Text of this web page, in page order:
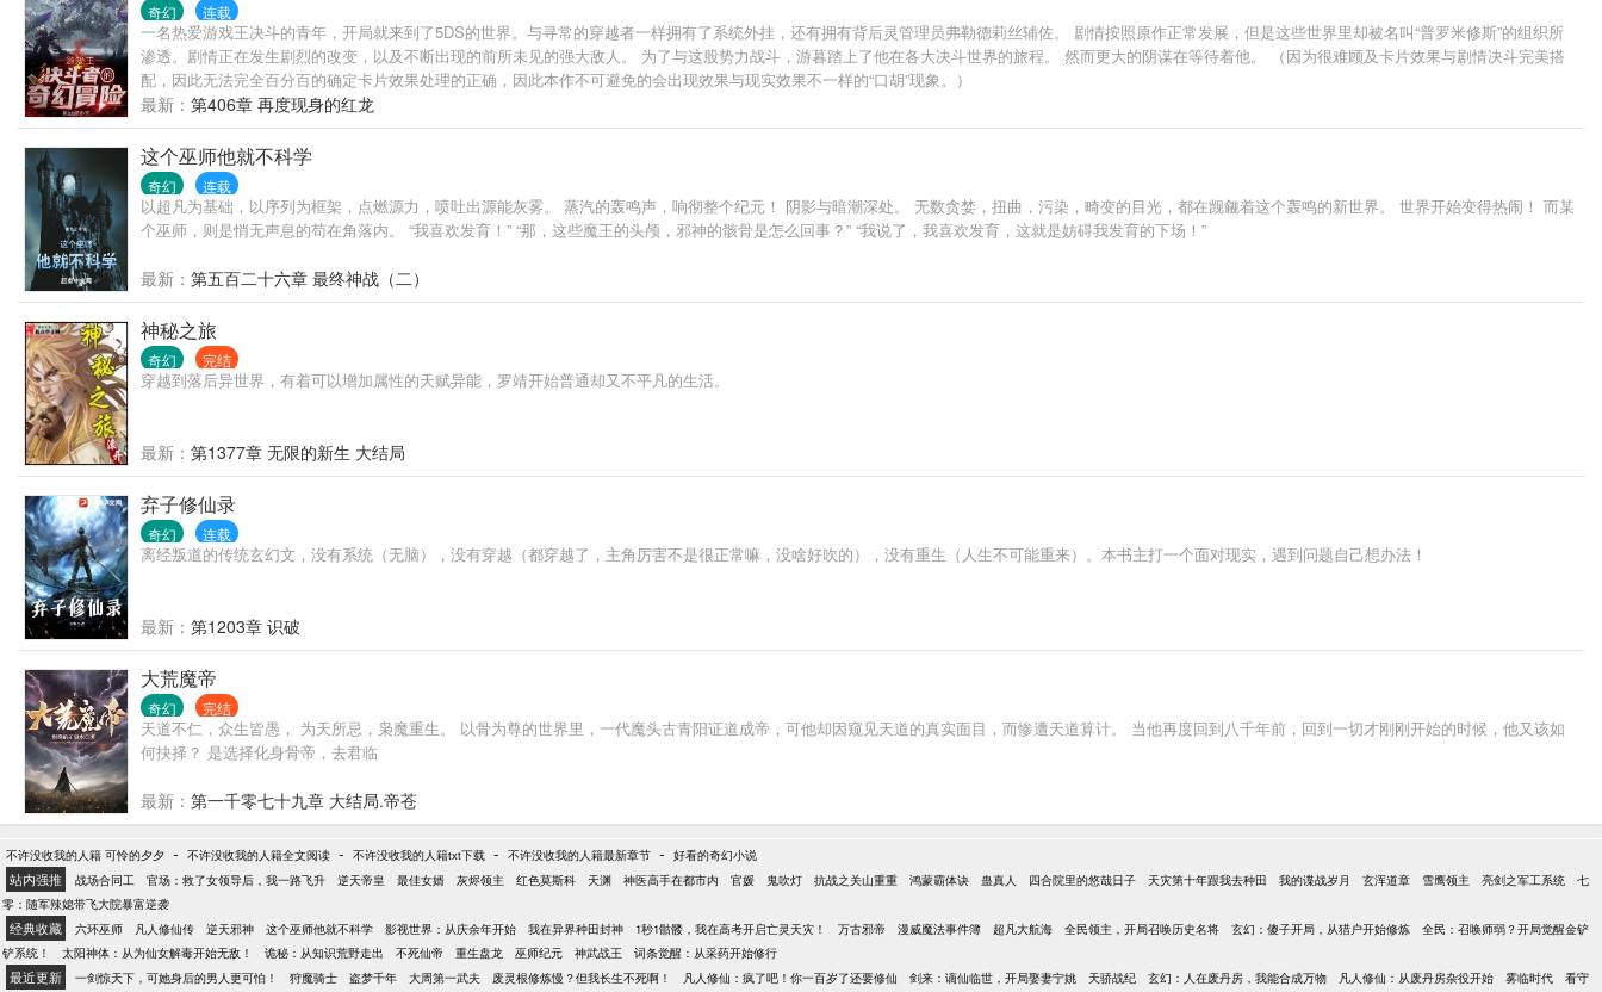
奇幻 连载
一名热爱游戏王决斗的青年，开局就来到了5DS的世界。与寻常的穿越者一样拥有了系统外挂，还有拥有背后灵管理员弗勒德莉丝辅佐。 剧情按照原作正常发展，但是这些世界里却被名叫“普罗米修斯”的组织所
渗透。剧情正在发生剧烈的改变，以及不断出现的前所未见的强大敌人。 为了与这股势力战斗，游暮踏上了他在各大决斗世界的旅程。 然而更大的阴谋在等待着他。 （因为很难顾及卡片效果与剧情决斗完美搭
配，因此无法完全百分百的确定卡片效果处理的正确，因此本作不可避免的会出现效果与现实效果不一样的“口胡”现象。）
最新： 第406章 再度现身的红龙
这个巫师他就不科学
奇幻 连载
以超凡为基础，以序列为框架，点燃源力，喷吐出源能灰雾。 蒸汽的轰鸣声，响彻整个纪元！ 阴影与暗潮深处。 无数贪婪，扭曲，污染，畸变的目光，都在觊觎着这个轰鸣的新世界。 世界开始变得热闹！ 而某
个巫师，则是悄无声息的苟在角落内。 “我喜欢发育！” “那，这些魔王的头颅，邪神的骸骨是怎么回事？” “我说了，我喜欢发育，这就是妨碍我发育的下场！”
最新： 第五百二十六章 最终神战（二）
神秘之旅
奇幻 完结
穿越到落后异世界，有着可以增加属性的天赋异能，罗靖开始普通却又不平凡的生活。
最新： 第1377章 无限的新生 大结局
弃子修仙录
奇幻 连载
离经叛道的传统玄幻文，没有系统（无脑），没有穿越（都穿越了，主角厉害不是很正常嘛，没啥好吹的），没有重生（人生不可能重来）。本书主打一个面对现实，遇到问题自己想办法！
最新： 第1203章 识破
大荒魔帝
奇幻 完结
天道不仁，众生皆愚， 为天所忌，枭魔重生。 以骨为尊的世界里，一代魔头古青阳证道成帝，可他却因窥见天道的真实面目，而惨遭天道算计。 当他再度回到八千年前，回到一切才刚刚开始的时候，他又该如
何抉择？ 是选择化身骨帝，去君临
最新： 第一千零七十九章 大结局.帝苍
不许没收我的人籍 可怜的夕夕 - 不许没收我的人籍全文阅读 - 不许没收我的人籍txt下载 - 不许没收我的人籍最新章节 - 好看的奇幻小说
站内强推 战场合同工 官场：救了女领导后，我一路飞升 逆天帝皇 最佳女婿 灰烬领主 红色莫斯科 天渊 神医高手在都市内 官媛 鬼吹灯 抗战之关山重重 鸿蒙霸体诀 蛊真人 四合院里的悠哉日子 天灾第十年跟我去种田 我的谍战岁月 玄浑道章 雪鹰领主 亮剑之军工系统
七
零：随军辣媳带飞大院暴富逆袭
经典收藏 六环巫师 凡人修仙传 逆天邪神 这个巫师他就不科学 影视世界：从庆余年开始 我在异界种田封神 1秒1骷髅，我在高考开启亡灵天灾！ 万古邪帝 漫威魔法事件簿 超凡大航海 全民领主，开局召唤历史名将 玄幻：傻子开局，从猎户开始修炼
全民：召唤师弱？开局觉醒金铲
铲系统！
太阳神体：从为仙女解毒开始无敌！ 诡秘：从知识荒野走出 不死仙帝 重生盘龙 巫师纪元 神武战王 词条觉醒：从采药开始修行
最近更新 一剑惊天下，可她身后的男人更可怕！ 狩魔骑士 盗梦千年 大周第一武夫 废灵根修炼慢？但我长生不死啊！ 凡人修仙：疯了吧！你一百岁了还要修仙 剑来：谪仙临世，开局娶妻宁姚 天骄战纪 玄幻：人在废丹房，我能合成万物 凡人修仙：从废丹房杂役开始 雾临时代 看守